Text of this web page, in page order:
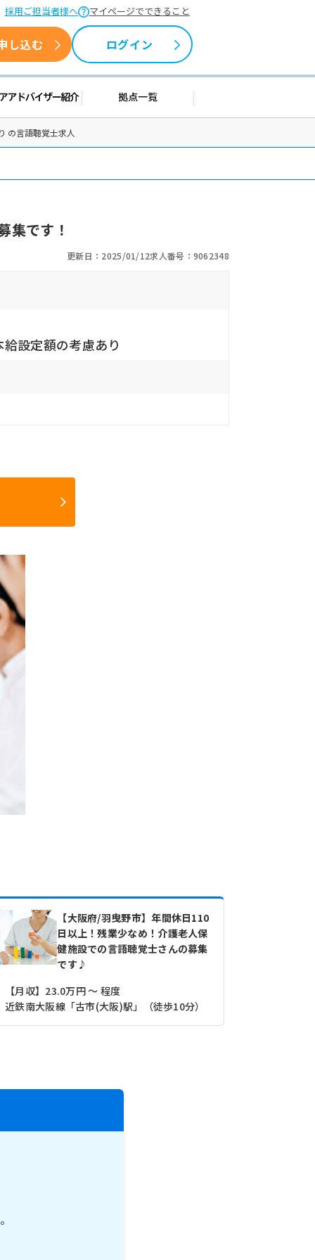
採用ご担当者様へ マイページでできること
し込む ログイン
報 キャリアアドバイザー紹介 拠点一覧
の言語聴覚士求人
集です！
更新日：2025/01/12求人番号：9062348
設定額の考慮あり
【大阪府/羽曳野市】年間休日110
日以上！残業少なめ！介護老人保
健施設での言語聴覚士さんの募集
です♪
【月収】23.0万円 ～ 程度
近鉄南大阪線「古市(大阪)駅」（徒歩10分）